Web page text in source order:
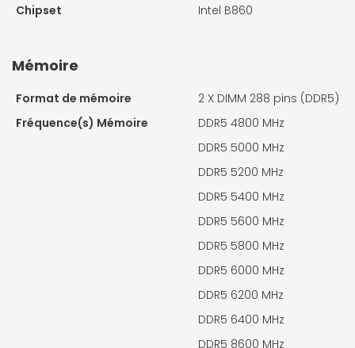
Chipset Intel B860
Mémoire
Format de mémoire 2 X DIMM 288 pins (DDR5)
Fréquence(s) Mémoire
DDR5 4800 MHz
DDR5 5000 MHz
DDR5 5200 MHz
DDR5 5400 MHz
DDR5 5600 MHz
DDR5 5800 MHz
DDR5 6000 MHz
DDR5 6200 MHz
DDR5 6400 MHz
DDR5 8600 MHz